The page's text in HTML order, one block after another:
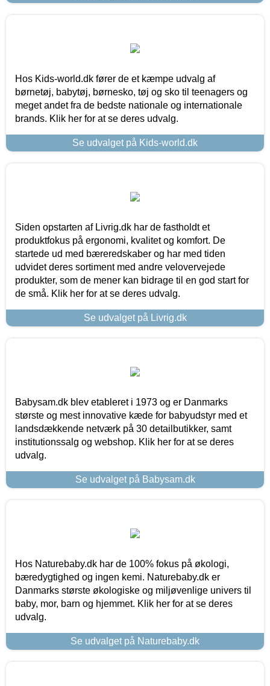
Hos Kids-world.dk fører de et kæmpe udvalg af
børnetøj, babytøj, børnesko, tøj og sko til teenagers og
meget andet fra de bedste nationale og internationale
brands. Klik her for at se deres udvalg.
Se udvalget på Kids-world.dk
Siden opstarten af Livrig.dk har de fastholdt et
produktfokus på ergonomi, kvalitet og komfort. De
startede ud med bæreredskaber og har med tiden
udvidet deres sortiment med andre velovervejede
produkter, som de mener kan bidrage til en god start for
de små. Klik her for at se deres udvalg.
Se udvalget på Livrig.dk
Babysam.dk blev etableret i 1973 og er Danmarks
største og mest innovative kæde for babyudstyr med et
landsdækkende netværk på 30 detailbutikker, samt
institutionssalg og webshop. Klik her for at se deres
udvalg.
Se udvalget på Babysam.dk
Hos Naturebaby.dk har de 100% fokus på økologi,
bæredygtighed og ingen kemi. Naturebaby.dk er
Danmarks største økologiske og miljøvenlige univers til
baby, mor, barn og hjemmet. Klik her for at se deres
udvalg.
Se udvalget på Naturebaby.dk